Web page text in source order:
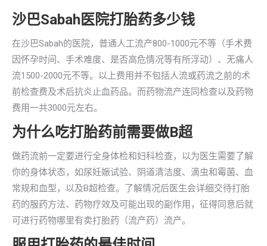
沙巴Sabah医院打胎药多少钱
在沙巴Sabah的医院，普通人工流产800-1000元不等（手术费
因怀孕时间、手术难度、是否高危情况等有所浮动）、无痛人
流1500-2000元不等。以上费用并不包括人流或药流之前的术
前检查费及术后抗炎止血药品。而药物流产连同检查以及药物
费用一共3000元左右。
为什么吃打胎药前需要做B超
做药流前一定要进行全身体检和妇科检查，以为医生需要了解
你的身体状态，如尿妊娠试验、阴道清洁度、滴虫和霉菌、血
常规和血型，以及B超检查。了解情况后医生会详细交待打胎
药的服药方法、药物疗效及可能出现的副作用，征得同意后就
可进行药物哪里有卖打胎药（流产药）流产。